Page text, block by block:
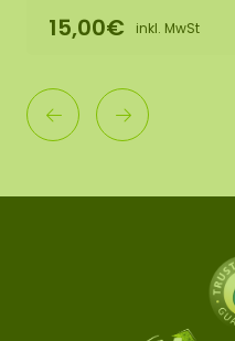
15,00€ inkl. MwSt